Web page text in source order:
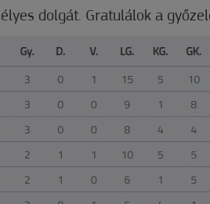
dolgát. Gratulálok a